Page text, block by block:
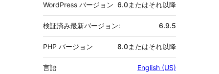
WordPress バージョン 6.0またはそれ以降
検証済み最新バージョン: 6.9.5
PHP バージョン 8.0またはそれ以降
言語 English (US)